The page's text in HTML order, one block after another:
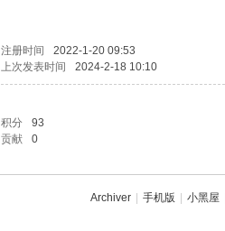
注册时间 2022-1-20 09:53
上次发表时间 2024-2-18 10:10
积分 93
贡献 0
Archiver 手机版 小黑屋